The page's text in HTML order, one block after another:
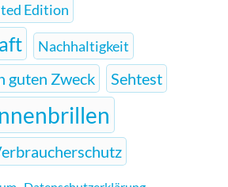
Edition
Nachhaltigkeit
guten Zweck Sehtest